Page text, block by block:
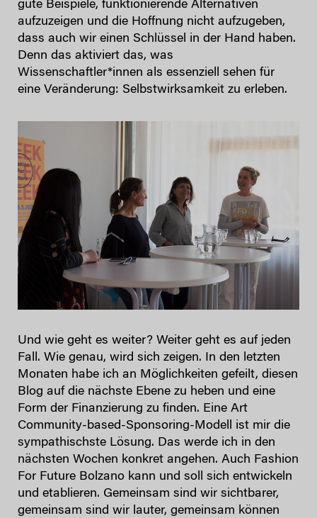
gute Beispiele, funktionierende Alternativen
aufzuzeigen und die Hoffnung nicht aufzugeben,
dass auch wir einen Schlüssel in der Hand haben.
Denn das aktiviert das, was
Wissenschaftler*innen als essenziell sehen für
eine Veränderung: Selbstwirksamkeit zu erleben.
Und wie geht es weiter? Weiter geht es auf jeden
Fall. Wie genau, wird sich zeigen. In den letzten
Monaten habe ich an Möglichkeiten gefeilt, diesen
Blog auf die nächste Ebene zu heben und eine
Form der Finanzierung zu finden. Eine Art
Community-based-Sponsoring-Modell ist mir die
sympathischste Lösung. Das werde ich in den
nächsten Wochen konkret angehen. Auch Fashion
For Future Bolzano kann und soll sich entwickeln
und etablieren. Gemeinsam sind wir sichtbarer,
gemeinsam sind wir lauter, gemeinsam können